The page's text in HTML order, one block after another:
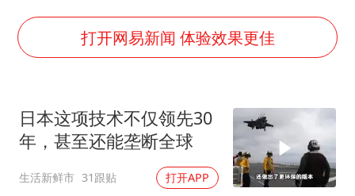
新疆一婚礼线上邀请引热议
《龙餐馆》 冲奖
上门女婿出轨女邻居多年被判重婚罪
构建更高水平的全民健身公共服务体系
韩军前线部队连曝丑闻
打开网易新闻 体验效果更佳
日本这项技术不仅领先30
年，甚至还能垄断全球
生活新鲜市 31跟贴 打开APP